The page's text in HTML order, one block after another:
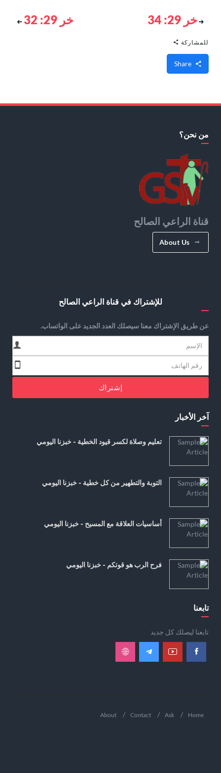
خر 29: 34 خر 29: 32
للمشاركة
من نحن؟
قناة الراعي الصالح
About Us
للإشتراك في قناة الراعي الصالح
عن طريق الإشتراك معنا سيصلك العدد الجديد على الواتساب.
إشتراك
آخر الأخبار
تعليم وصلاة لكسر قيود الخطية - خبزنا اليومي
التوبة والتطهير من كل خطية - خبزنا اليومي
أساسيات العلاقة مع المسيح - خبزنا اليومي
فرح الرب هو قوتكم - خبزنا اليومي
تابعنا
تابعنا ليصلك كل جديد
Home
Ask
Contact
About